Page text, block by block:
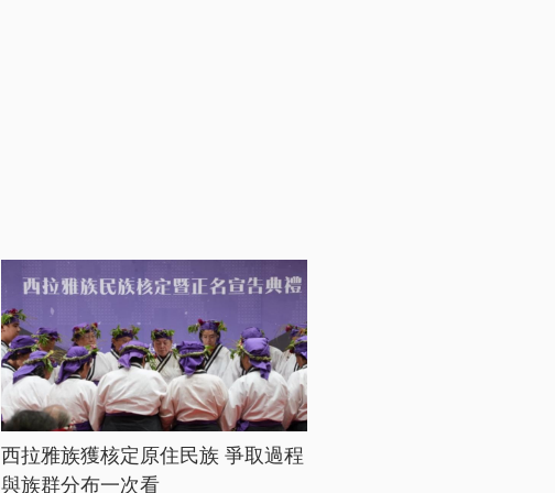
西拉雅族獲核定原住民族 爭取過程
與族群分布一次看